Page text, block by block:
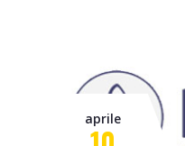
Progetto Smart&Start
aprile